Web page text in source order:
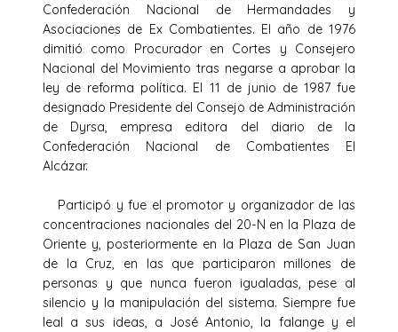
Confederación Nacional de Hermandades y
Asociaciones de Ex Combatientes. El año de 1976
dimitió como Procurador en Cortes y Consejero
Nacional del Movimiento tras negarse a aprobar la
ley de reforma política. El 11 de junio de 1987 fue
designado Presidente del Consejo de Administración
de Dyrsa, empresa editora del diario de la
Confederación Nacional de Combatientes El
Alcázar.
Participó y fue el promotor y organizador de las
concentraciones nacionales del 20-N en la Plaza de
Oriente y, posteriormente en la Plaza de San Juan
de la Cruz, en las que participaron millones de
personas y que nunca fueron igualadas, pese al
silencio y la manipulación del sistema. Siempre fue
leal a sus ideas, a José Antonio, la falange y el